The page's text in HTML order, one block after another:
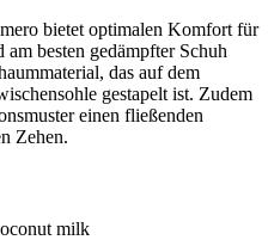
bietet optimalen Komfort für
besten gedämpfter Schuh
das auf dem
gestapelt ist. Zudem
einen fließenden
Zehen.
milk